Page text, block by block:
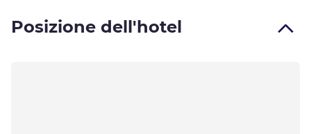
Posizione dell'hotel